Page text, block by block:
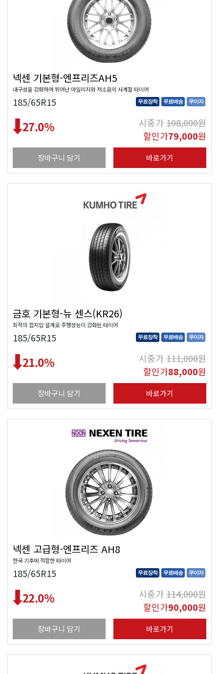
넥센 기본형-엔프리즈AH5
내구성을 강화하여 뛰어난 마일리지와 저소음의 사계절 타이어
185/65R15 무료장착 무료배송 무이자
27.0% 시중가108,000원
할인가79,000원
장바구니 담기 바로가기
금호 기본형-뉴 센스(KR26)
최적의 접지압 설계로 주행성능이 강화된 타이어
185/65R15 무료장착 무료배송 무이자
21.0% 시중가111,000원
할인가88,000원
장바구니 담기 바로가기
넥센 고급형-엔프리즈 AH8
한국 기후에 적합한 타이어
185/65R15 무료장착 무료배송 무이자
22.0% 시중가114,000원
할인가90,000원
장바구니 담기 바로가기